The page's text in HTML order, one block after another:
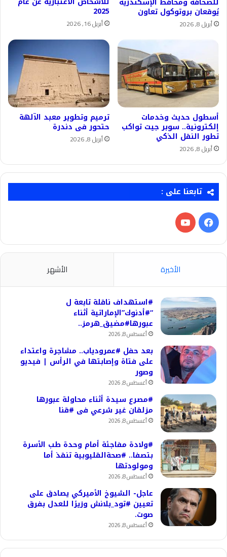
يُوقعان بروتوكول تعاون
أبريل 8, 2026
2025
أبريل 16, 2026
أسطول حديث وخدمات
إلكترونية.. سوبر جيت تواكب
تطور النقل الذكي
أبريل 8, 2026
ترميم وتطوير معبد الآلهة
حتحور فى دندرة
أبريل 8, 2026
تابعنا على :
فيسبوك‫YouTube
الأخيرة الأشهر
#استهداف ناقلة تابعة ل
“#أدنوك”الإماراتية أثناء
عبورها#مضيق_هرمز..
أغسطس 8, 2026
بعد حفل #عمرودياب.. مشاجرة واعتداء
على فتاة وإصابتها في الرأس | فيديو
وصور
أغسطس 8, 2026
#مصرع سيدة أثناء محاولة عبورها
مزلقان غير شرعي فى #قنا
أغسطس 8, 2026
#ولادة مفاجئة أمام وحدة طب الأسرة
بتصفا.. #صحةالقليوبية تنقذ أما
ومولودتها
أغسطس 8, 2026
عاجل- الشيوخ الأميركي يصادق على
تعيين #تود_بلانش وزيرًا للعدل بفرق
صوت.
أغسطس 8, 2026